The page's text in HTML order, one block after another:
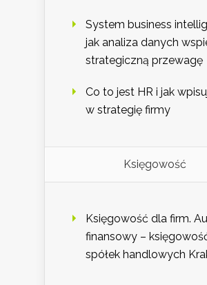
System business
jak analiza danych
strategiczną przewagę
Co to jest HR i jak
w strategię firmy
Księgowość
Księgowość dla firm.
finansowy –
spółek handlowych